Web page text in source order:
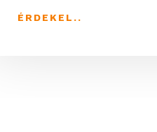
ÉRDEKEL..